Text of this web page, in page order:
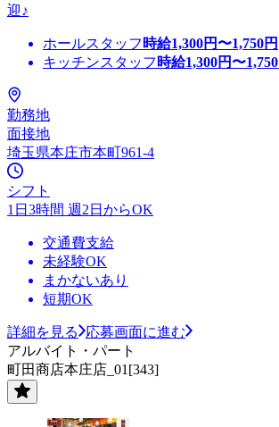
迎♪
ホールスタッフ 時給1,300円〜1,750円
キッチンスタッフ 時給1,300円〜1,750
勤務地
面接地
埼玉県本庄市本町961-4
シフト
1日3時間 週2日からOK
交通費支給
未経験OK
まかないあり
短期OK
詳細を見る
応募画面に進む
アルバイト・パート
町田商店本庄店_01[343]